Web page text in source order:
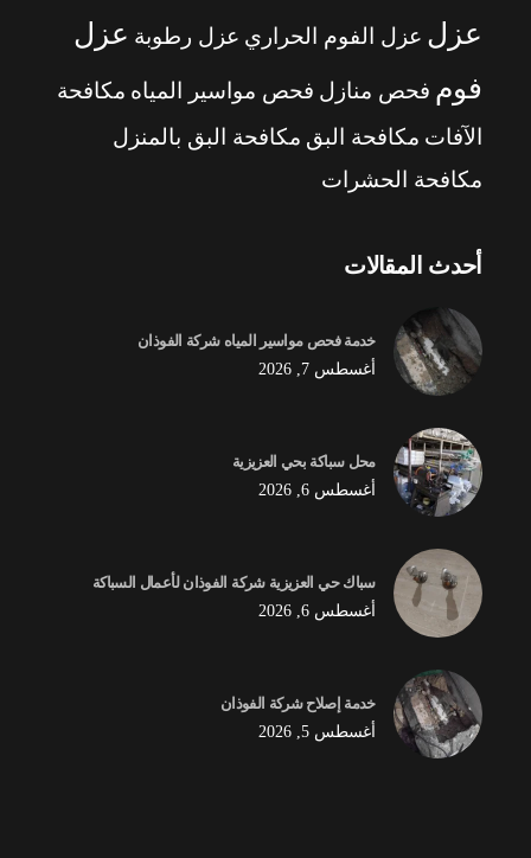
عزل عزل الفوم الحراري عزل رطوبة عزل
فوم فحص منازل فحص مواسير المياه مكافحة
الآفات مكافحة البق مكافحة البق بالمنزل
مكافحة الحشرات
أحدث المقالات
خدمة فحص مواسير المياه شركة الفوذان
أغسطس 7, 2026
محل سباكة بحي العزيزية
أغسطس 6, 2026
سباك حي العزيزية شركة الفوذان لأعمال السباكة
أغسطس 6, 2026
خدمة إصلاح شركة الفوذان
أغسطس 5, 2026